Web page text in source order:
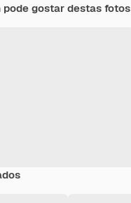
pode gostar destas fotos